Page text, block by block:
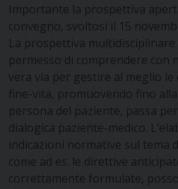
Importante la prospettiva
convegno, svoltosi il 15
La prospettiva
permesso di comprendere con
vera via per gestire al meglio le
fine-vita, promuovendo fino
persona del paziente, passa
dialogica paziente-medico.
indicazioni normative sul tema
come ad es. le direttive
correttamente formulate,